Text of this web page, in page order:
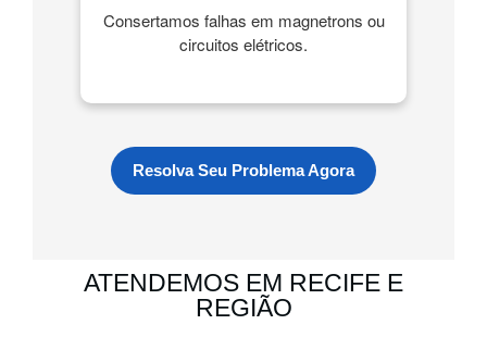
Consertamos falhas em magnetrons ou
circuitos elétricos.
Resolva Seu Problema Agora
ATENDEMOS EM RECIFE E
REGIÃO